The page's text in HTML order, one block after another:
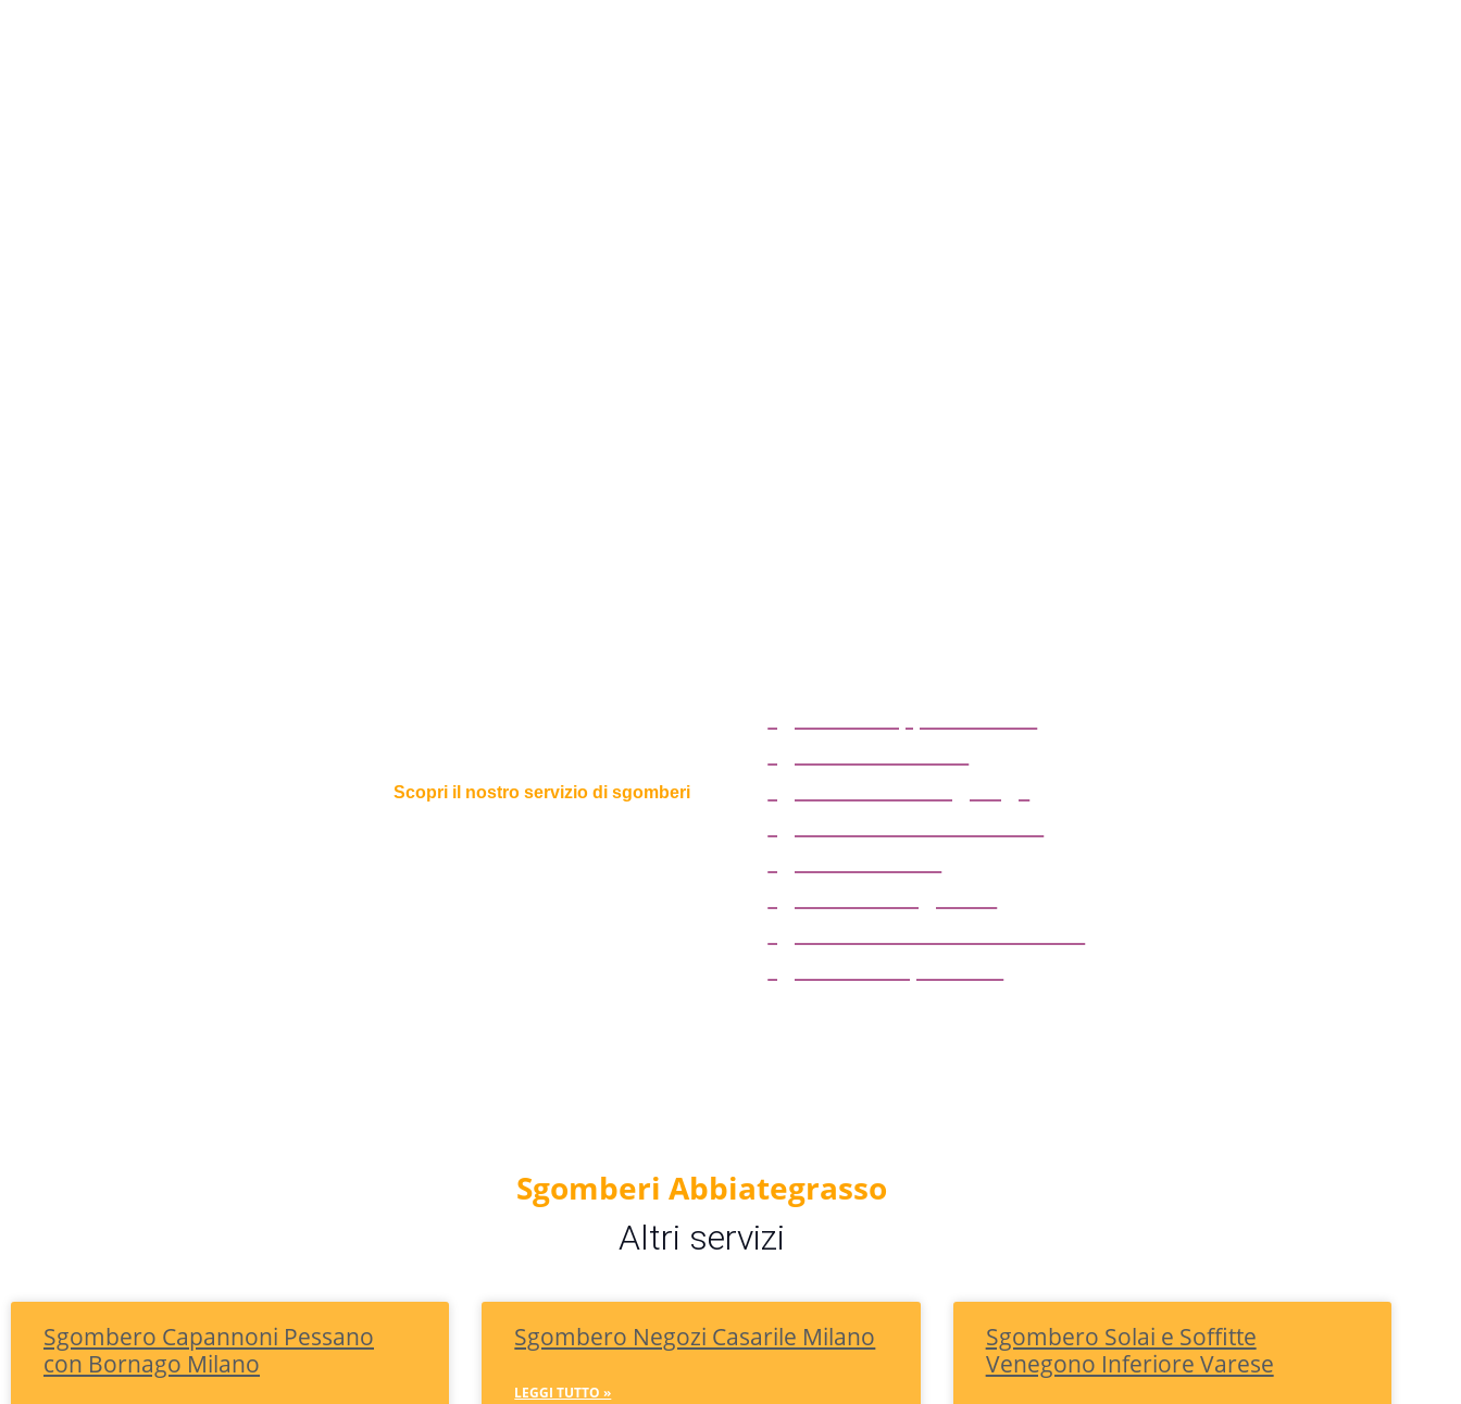
Scopri il nostro servizio di sgomberi
Sgomberi Abbiategrasso
Altri servizi
Sgombero Capannoni Pessano
con Bornago Milano
Sgombero Negozi Casarile Milano
LEGGI TUTTO »
Sgombero Solai e Soffitte
Venegono Inferiore Varese